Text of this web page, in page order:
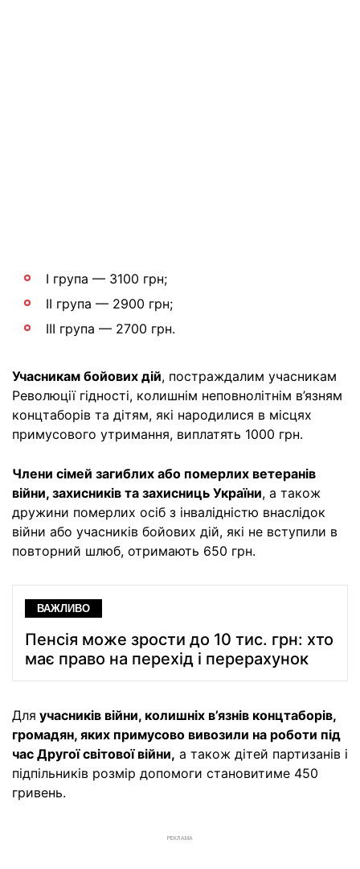
I група — 3100 грн;
II група — 2900 грн;
III група — 2700 грн.
Учасникам бойових дій, постраждалим учасникам
Революції гідності, колишнім неповнолітнім в’язням
концтаборів та дітям, які народилися в місцях
примусового утримання, виплатять 1000 грн.
Члени сімей загиблих або померлих ветеранів
війни, захисників та захисниць України, а також
дружини померлих осіб з інвалідністю внаслідок
війни або учасників бойових дій, які не вступили в
повторний шлюб, отримають 650 грн.
ВАЖЛИВО
Пенсія може зрости до 10 тис. грн: хто
має право на перехід і перерахунок
Для учасників війни, колишніх в’язнів концтаборів,
громадян, яких примусово вивозили на роботи під
час Другої світової війни, а також дітей партизанів і
підпільників розмір допомоги становитиме 450
гривень.
РЕКЛАМА